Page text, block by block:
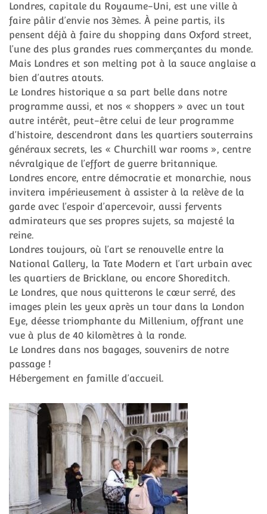
Londres, capitale du Royaume-Uni, est une ville à
faire pâlir d’envie nos 3èmes. À peine partis, ils
pensent déjà à faire du shopping dans Oxford street,
l’une des plus grandes rues commerçantes du monde.
Mais Londres et son melting pot à la sauce anglaise a
bien d’autres atouts.
Le Londres historique a sa part belle dans notre
programme aussi, et nos « shoppers » avec un tout
autre intérêt, peut-être celui de leur programme
d’histoire, descendront dans les quartiers souterrains
généraux secrets, les « Churchill war rooms », centre
névralgique de l’effort de guerre britannique.
Londres encore, entre démocratie et monarchie, nous
invitera impérieusement à assister à la relève de la
garde avec l’espoir d’apercevoir, aussi fervents
admirateurs que ses propres sujets, sa majesté la
reine.
Londres toujours, où l’art se renouvelle entre la
National Gallery, la Tate Modern et l’art urbain avec
les quartiers de Bricklane, ou encore Shoreditch.
Le Londres, que nous quitterons le cœur serré, des
images plein les yeux après un tour dans la London
Eye, déesse triomphante du Millenium, offrant une
vue à plus de 40 kilomètres à la ronde.
Le Londres dans nos bagages, souvenirs de notre
passage !
Hébergement en famille d’accueil.